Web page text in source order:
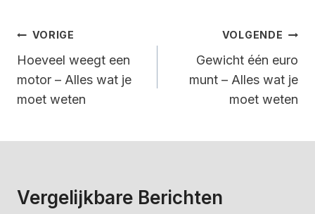
Bericht
Navigatie
VORIGE
Hoeveel weegt een
motor – Alles wat je
moet weten
VOLGENDE
Gewicht één euro
munt – Alles wat je
moet weten
Vergelijkbare Berichten